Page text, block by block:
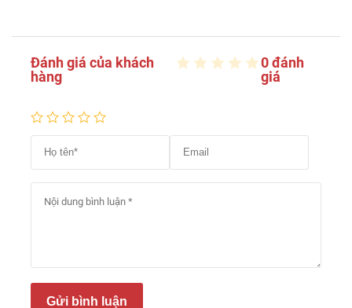
Đánh giá của khách
hàng
0 đánh
giá
Gửi bình luận